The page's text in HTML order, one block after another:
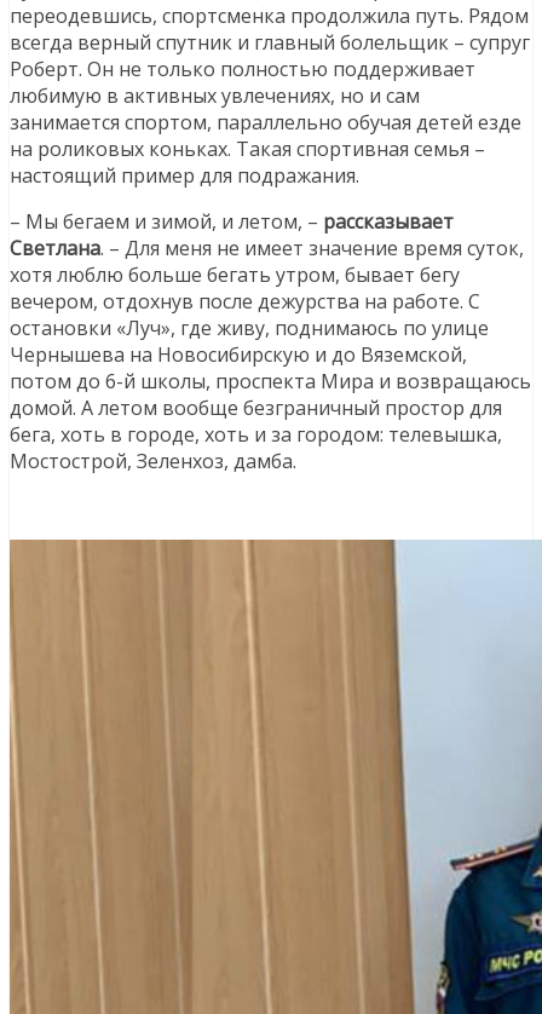
переодевшись, спортсменка продолжила путь. Рядом
всегда верный спутник и главный болельщик – супруг
Роберт. Он не только полностью поддерживает
любимую в активных увлечениях, но и сам
занимается спортом, параллельно обучая детей езде
на роликовых коньках. Такая спортивная семья –
настоящий пример для подражания.
– Мы бегаем и зимой, и летом, – рассказывает
Светлана. – Для меня не имеет значение время суток,
хотя люблю больше бегать утром, бывает бегу
вечером, отдохнув после дежурства на работе. С
остановки «Луч», где живу, поднимаюсь по улице
Чернышева на Новосибирскую и до Вяземской,
потом до 6-й школы, проспекта Мира и возвращаюсь
домой. А летом вообще безграничный простор для
бега, хоть в городе, хоть и за городом: телевышка,
Мостострой, Зеленхоз, дамба.